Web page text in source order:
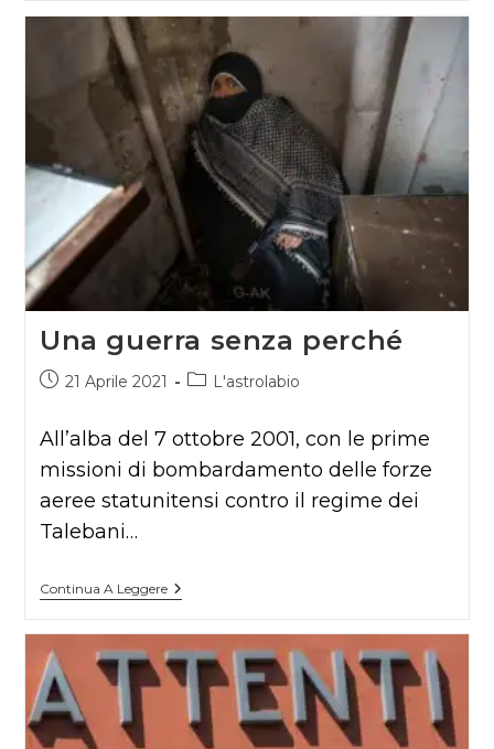
Retromarcia
Una guerra senza perché
Articolo
21 Aprile 2021
Categoria
L'astrolabio
All’alba del 7 ottobre 2001, con le prime
missioni di bombardamento delle forze
aeree statunitensi contro il regime dei
Talebani…
Continua A LeggereUna